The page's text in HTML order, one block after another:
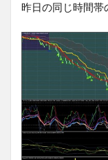
昨日の同じ時間帯